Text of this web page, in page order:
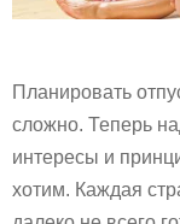
Планировать
сложно. Теперь
интересы и
хотим. Каждая